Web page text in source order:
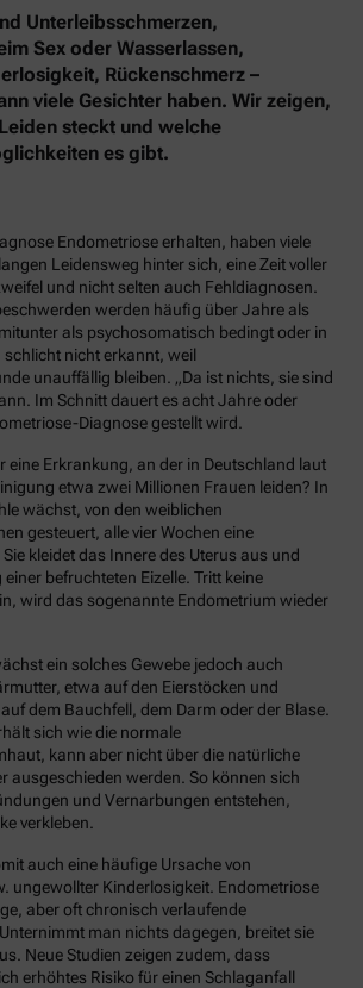
Unterleibsschmerzen,
Sex oder Wasserlassen,
Rückenschmerz –
viele Gesichter haben. Wir zeigen,
steckt und welche
es gibt.
Endometriose erhalten, haben viele
Leidensweg hinter sich, eine Zeit voller
und nicht selten auch Fehldiagnosen.
werden häufig über Jahre als
als psychosomatisch bedingt oder in
nicht erkannt, weil
unauffällig bleiben. „Da ist nichts, sie sind
Im Schnitt dauert es acht Jahre oder
Diagnose gestellt wird.
eine Erkrankung, an der in Deutschland laut
etwa zwei Millionen Frauen leiden? In
wächst, von den weiblichen
gesteuert, alle vier Wochen eine
kleidet das Innere des Uterus aus und
befruchteten Eizelle. Tritt keine
wird das sogenannte Endometrium wieder
ein solches Gewebe jedoch auch
etwa auf den Eierstöcken und
dem Bauchfell, dem Darm oder der Blase.
sich wie die normale
kann aber nicht über die natürliche
ausgeschieden werden. So können sich
und Vernarbungen entstehen,
verkleben.
auch eine häufige Ursache von
ungewollter Kinderlosigkeit. Endometriose
aber oft chronisch verlaufende
man nichts dagegen, breitet sie
Neue Studien zeigen zudem, dass
erhöhtes Risiko für einen Schlaganfall